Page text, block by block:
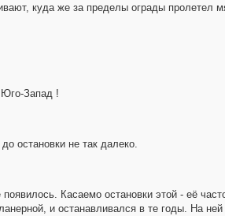
куда же за пределы ограды пролетел
Юго-Запад !
остановки не так далеко.
Касаемо остановки этой - её
и останавливался в те годы. На